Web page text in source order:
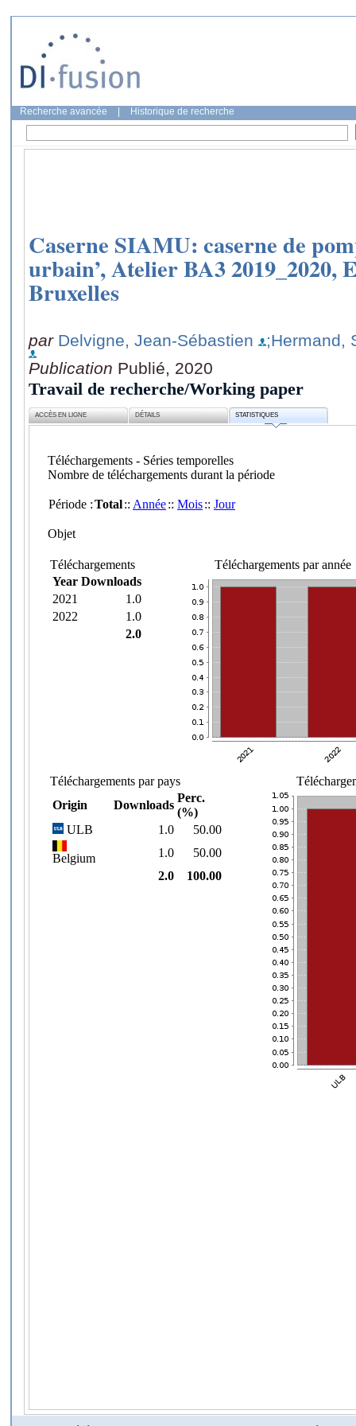
Recherche avancée Historique de recherche
Caserne SIAMU: caserne de
urbain’, Atelier BA3 2019_2020,
Bruxelles
par Delvigne, Jean-Sébastien
;Hermand,
Publication Publié, 2020
Travail de recherche/Working paper
ACCÈS EN LIGNE DÉTAILS STATISTIQUES